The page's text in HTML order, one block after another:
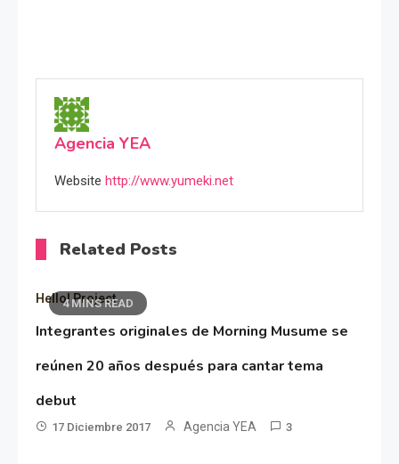
Agencia YEA
Website http://www.yumeki.net
Related Posts
4 MINS READ
Hello! Project
Integrantes originales de Morning Musume se
reúnen 20 años después para cantar tema
debut
17 Diciembre 2017 Agencia YEA 3